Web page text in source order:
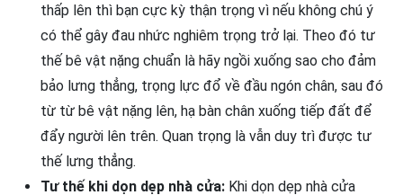
thấp lên thì bạn cực kỳ thận trọng vì nếu không chú ý
có thể gây đau nhức nghiêm trọng trở lại. Theo đó tư
thế bê vật nặng chuẩn là hãy ngồi xuống sao cho đảm
bảo lưng thẳng, trọng lực đổ về đầu ngón chân, sau đó
từ từ bê vật nặng lên, hạ bàn chân xuống tiếp đất để
đẩy người lên trên. Quan trọng là vẫn duy trì được tư
thế lưng thẳng.
Tư thế khi dọn dẹp nhà cửa: Khi dọn dẹp nhà cửa